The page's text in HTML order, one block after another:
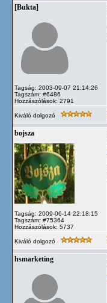
[Bukta]
Tagság: 2003-09-07 21:14:26
Tagszám: #6486
Hozzászólások: 2791
Kiváló dolgozó
bojsza
Tagság: 2009-06-14 22:18:15
Tagszám: #75364
Hozzászólások: 5737
Kiváló dolgozó
hsmarketing